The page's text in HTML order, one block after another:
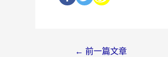
← 前一篇文章